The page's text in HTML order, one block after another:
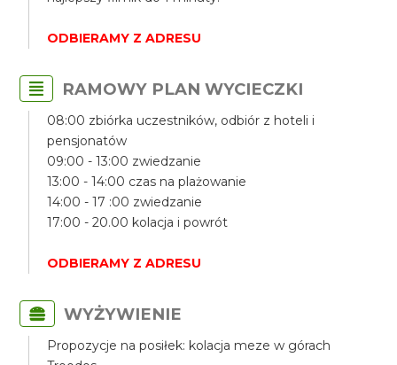
ODBIERAMY Z ADRESU
RAMOWY PLAN WYCIECZKI
08:00 zbiórka uczestników, odbiór z hoteli i
pensjonatów
09:00 - 13:00 zwiedzanie
13:00 - 14:00 czas na plażowanie
14:00 - 17 :00 zwiedzanie
17:00 - 20.00 kolacja i powrót
ODBIERAMY Z ADRESU
WYŻYWIENIE
Propozycje na posiłek: kolacja meze w górach